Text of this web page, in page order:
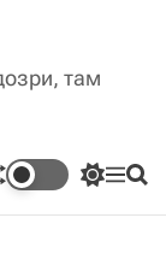
там
П
М П